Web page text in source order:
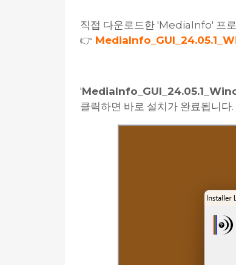
직접 다운로드한 'MediaInfo' 프
👉
'
클릭하면 바로 설치가 완료됩니다.